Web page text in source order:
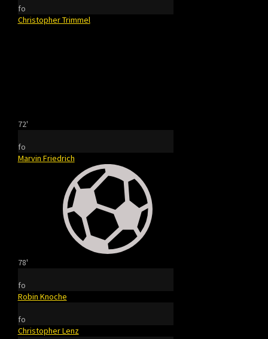
fo
Christopher Trimmel
72'
fo
Marvin Friedrich
78'
fo
Robin Knoche
fo
Christopher Lenz